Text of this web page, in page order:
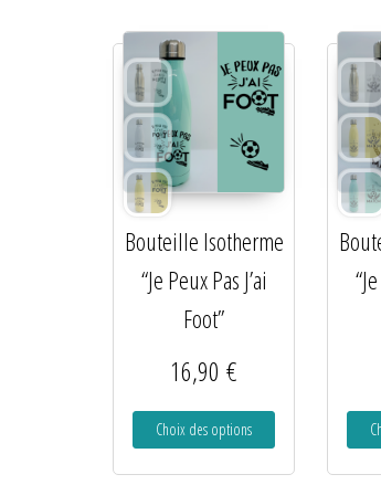
Bouteille Isotherme
“Je Peux Pas J’ai
Foot”
16,90€
Choix des options